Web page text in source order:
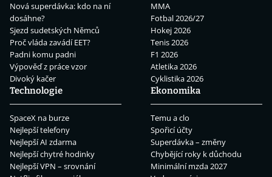
Nová superdávka: kdo na ní
dosáhne?
Sjezd sudetských Němců
Proč vláda zavádí EET?
Padni komu padni
Výpověď z práce vzor
Divoký kačer
MMA
Fotbal 2026/27
Hokej 2026
Tenis 2026
F1 2026
Atletika 2026
Cyklistika 2026
Technologie
SpaceX na burze
Nejlepší telefony
Nejlepší AI zdarma
Nejlepší chytré hodinky
Nejlepší VPN – srovnání
Ekonomika
Temu a clo
Spořicí účty
Superdávka – změny
Chybějící roky k důchodu
Minimální mzda 2027